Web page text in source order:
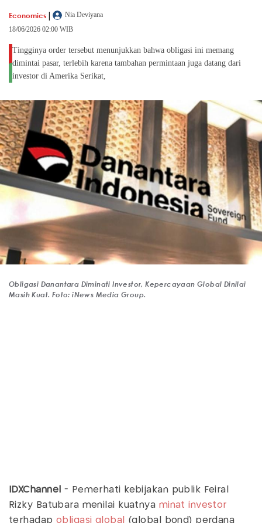
Economics |
Nia Deviyana
18/06/2026 02:00 WIB
Tingginya order tersebut menunjukkan bahwa obligasi ini memang
dimintai pasar, terlebih karena tambahan permintaan juga datang dari
investor di Amerika Serikat,
Obligasi Danantara Diminati Investor, Kepercayaan Global Dinilai
Masih Kuat. Foto: iNews Media Group.
IDXChannel
- Pemerhati kebijakan publik Feiral
Rizky Batubara menilai kuatnya minat investor
terhadap obligasi global (global bond) perdana